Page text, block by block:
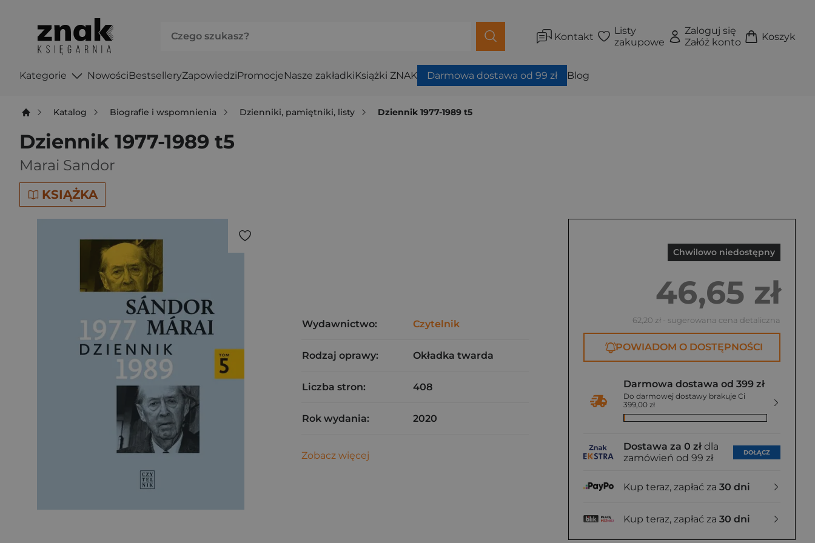
Kontakt
Listy
zakupowe
Zaloguj się
Załóż konto
Koszyk
Kategorie NowościBestselleryZapowiedziPromocjeNasze zakładkiKsiążki ZNAK Darmowa dostawa od 99 zł Blog
Katalog Biografie i wspomnienia Dzienniki, pamiętniki, listy Dziennik 1977-1989 t5
Dziennik 1977-1989 t5
Marai Sandor
KSIĄŻKA
Chwilowo niedostępny
46,65 zł
62,20 zł - sugerowana cena detaliczna
POWIADOM O DOSTĘPNOŚCI
Darmowa dostawa od 399 zł
Do darmowej dostawy brakuje Ci
399,00 zł
Dostawa za 0 zł dla
zamówień od 99 zł
DOŁĄCZ
Kup teraz, zapłać za 30 dni
Kup teraz, zapłać za 30 dni
Wydawnictwo: Czytelnik
Rodzaj oprawy: Okładka twarda
Liczba stron: 408
Rok wydania: 2020
Zobacz więcej